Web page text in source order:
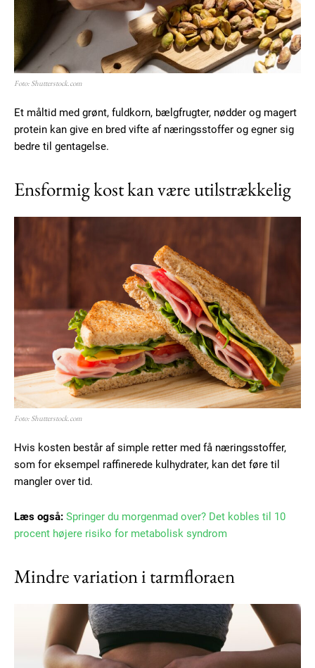
Foto: Shutterstock.com
Et måltid med grønt, fuldkorn, bælgfrugter, nødder og magert
protein kan give en bred vifte af næringsstoffer og egner sig
bedre til gentagelse.
Ensformig kost kan være utilstrækkelig
Foto: Shutterstock.com
Hvis kosten består af simple retter med få næringsstoffer,
som for eksempel raffinerede kulhydrater, kan det føre til
mangler over tid.
Læs også: Springer du morgenmad over? Det kobles til 10
procent højere risiko for metabolisk syndrom
Mindre variation i tarmfloraen